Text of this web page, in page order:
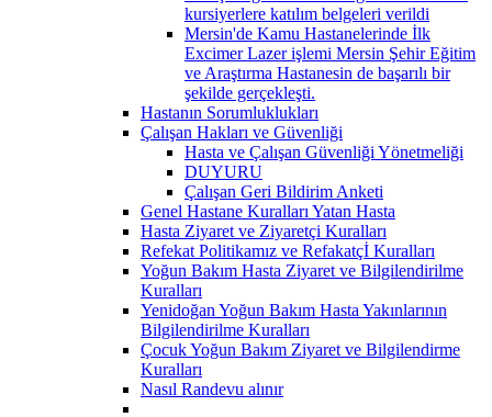
kursiyerlere katılım belgeleri verildi
Mersin'de Kamu Hastanelerinde İlk
Excimer Lazer işlemi Mersin Şehir Eğitim
ve Araştırma Hastanesin de başarılı bir
şekilde gerçekleşti.
Hastanın Sorumluklukları
Çalışan Hakları ve Güvenliği
Hasta ve Çalışan Güvenliği Yönetmeliği
DUYURU
Çalışan Geri Bildirim Anketi
Genel Hastane Kuralları Yatan Hasta
Hasta Ziyaret ve Ziyaretçi Kuralları
Refekat Politikamız ve Refakatçİ Kuralları
Yoğun Bakım Hasta Ziyaret ve Bilgilendirilme
Kuralları
Yenidoğan Yoğun Bakım Hasta Yakınlarının
Bilgilendirilme Kuralları
Çocuk Yoğun Bakım Ziyaret ve Bilgilendirme
Kuralları
Nasıl Randevu alınır